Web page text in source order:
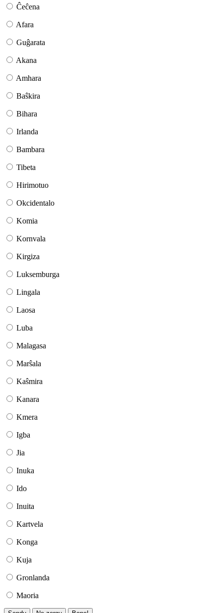
Ĉeĉena
Afara
Guĝarata
Akana
Amhara
Baŝkira
Bihara
Irlanda
Bambara
Tibeta
Hirimotuo
Okcidentalo
Komia
Kornvala
Kirgiza
Luksemburga
Lingala
Laosa
Luba
Malagasa
Marŝala
Kaŝmira
Kanara
Kmera
Igba
Jia
Inuka
Ido
Inuita
Kartvela
Konga
Kuja
Gronlanda
Maoria